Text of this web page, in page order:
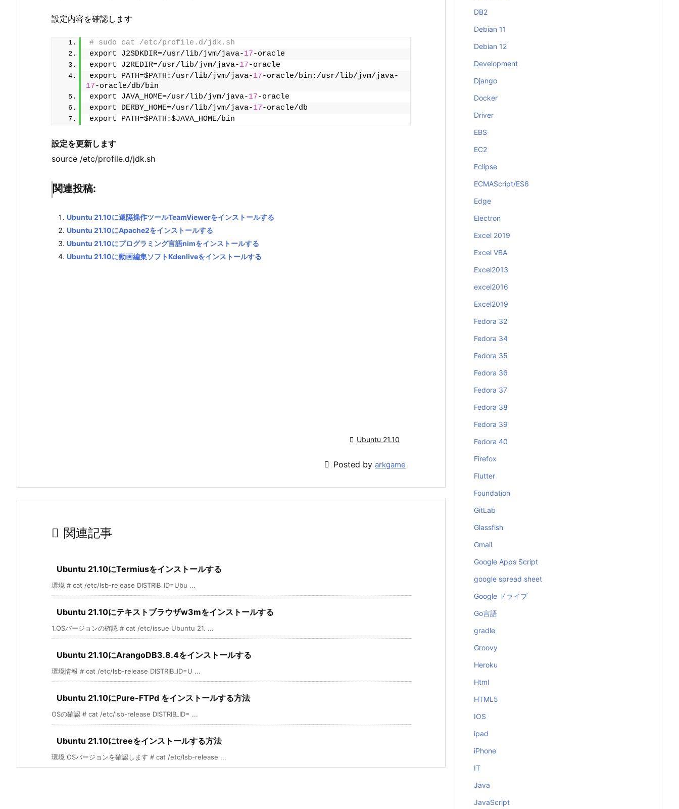
設定内容を確認します
# sudo cat /etc/profile.d/jdk.sh
export J2SDKDIR=/usr/lib/jvm/java-17-oracle
export J2REDIR=/usr/lib/jvm/java-17-oracle
export PATH=$PATH:/usr/lib/jvm/java-17-oracle/bin:/usr/lib/jvm/java-
17-oracle/db/bin
export JAVA_HOME=/usr/lib/jvm/java-17-oracle
export DERBY_HOME=/usr/lib/jvm/java-17-oracle/db
export PATH=$PATH:$JAVA_HOME/bin
設定を更新します
source /etc/profile.d/jdk.sh
関連投稿:
Ubuntu 21.10に遠隔操作ツールTeamViewerをインストールする
Ubuntu 21.10にApache2をインストールする
Ubuntu 21.10にプログラミング言語nimをインストールする
Ubuntu 21.10に動画編集ソフトKdenliveをインストールする
 Ubuntu 21.10
 Posted by arkgame
 関連記事
Ubuntu 21.10にTermiusをインストールする
環境 # cat /etc/lsb-release DISTRIB_ID=Ubu ...
Ubuntu 21.10にテキストブラウザw3mをインストールする
1.OSバージョンの確認 # cat /etc/issue Ubuntu 21. ...
Ubuntu 21.10にArangoDB3.8.4をインストールする
環境情報 # cat /etc/lsb-release DISTRIB_ID=U ...
Ubuntu 21.10にPure-FTPd をインストールする方法
OSの確認 # cat /etc/lsb-release DISTRIB_ID= ...
Ubuntu 21.10にtreeをインストールする方法
環境 OSバージョンを確認します # cat /etc/lsb-release ...
DB2
Debian 11
Debian 12
Development
Django
Docker
Driver
EBS
EC2
Eclipse
ECMAScript/ES6
Edge
Electron
Excel 2019
Excel VBA
Excel2013
excel2016
Excel2019
Fedora 32
Fedora 34
Fedora 35
Fedora 36
Fedora 37
Fedora 38
Fedora 39
Fedora 40
Firefox
Flutter
Foundation
GitLab
Glassfish
Gmail
Google Apps Script
google spread sheet
Google ドライブ
Go言語
gradle
Groovy
Heroku
Html
HTML5
IOS
ipad
iPhone
IT
Java
JavaScript